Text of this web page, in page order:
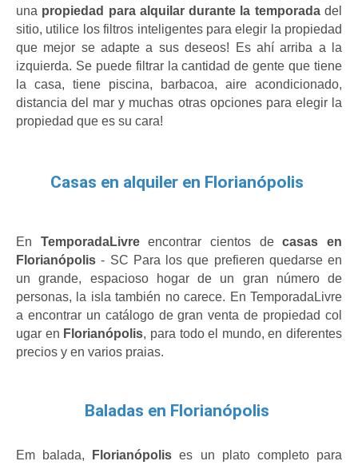
una propiedad para alquilar durante la temporada del
sitio, utilice los filtros inteligentes para elegir la propiedad
que mejor se adapte a sus deseos! Es ahí arriba a la
izquierda. Se puede filtrar la cantidad de gente que tiene
la casa, tiene piscina, barbacoa, aire acondicionado,
distancia del mar y muchas otras opciones para elegir la
propiedad que es su cara!
Casas en alquiler en Florianópolis
En TemporadaLivre encontrar cientos de casas en
Florianópolis - SC Para los que prefieren quedarse en
un grande, espacioso hogar de un gran número de
personas, la isla también no carece. En TemporadaLivre
a encontrar un catálogo de gran venta de propiedad col
ugar en Florianópolis, para todo el mundo, en diferentes
precios y en varios praias.
Baladas en Florianópolis
Em balada, Florianópolis es un plato completo para